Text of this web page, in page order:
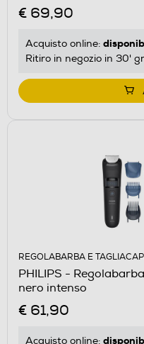
€ 69,90
Acquisto online:
Ritiro in negozio in 30'
REGOLABARBA E
PHILIPS -
nero intenso
€ 61,90
Acquisto online: